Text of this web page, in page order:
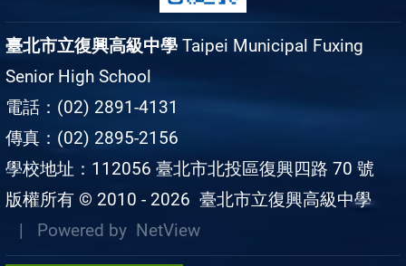
臺北市立復興高級中學 Taipei Municipal Fuxing
Senior High School
電話：(02) 2891-4131
傳真：(02) 2895-2156
學校地址：112056 臺北市北投區復興四路 70 號
版權所有 © 2010 - 2026 臺北市立復興高級中學
| Powered by NetView